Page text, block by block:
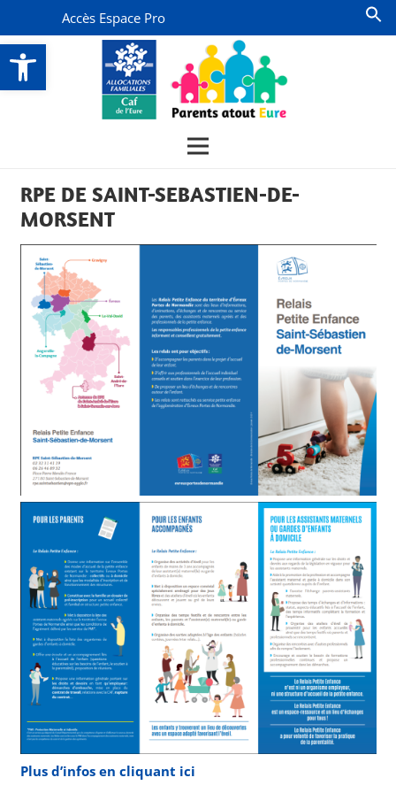
Ouvrir la barre d’outils
Accès Espace Pro
RPE DE SAINT-SEBASTIEN-DE-
MORSENT
Plus d’infos en cliquant ici